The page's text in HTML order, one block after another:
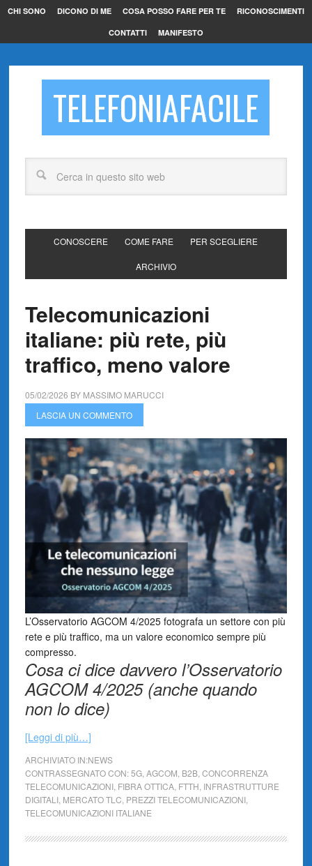
CHI SONO DICONO DI ME COSA POSSO FARE PER TE RICONOSCIMENTI
CONTATTI MANIFESTO
TELEFONIAFACILE
CONOSCERE COME FARE PER SCEGLIERE
ARCHIVIO
Telecomunicazioni
italiane: più rete, più
traffico, meno valore
05/02/2026 BY MASSIMO MARUCCI
LASCIA UN COMMENTO
L’Osservatorio AGCOM 4/2025 fotografa un settore con più
rete e più traffico, ma un valore economico sempre più
compresso.
Cosa ci dice davvero l’Osservatorio
AGCOM 4/2025 (anche quando
non lo dice)
[Leggi di più…]
ARCHIVIATO IN:NEWS
CONTRASSEGNATO CON:5G, AGCOM B2B, CONCORRENZA
TELECOMUNICAZIONI, FIBRA OTTICA, FTTH INFRASTRUTTURE
DIGITALI, MERCATO TLC PREZZI TELECOMUNICAZIONI,
TELECOMUNICAZIONI ITALIANE